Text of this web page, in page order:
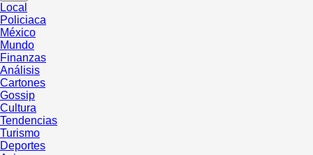
Local
Policiaca
México
Mundo
Finanzas
Análisis
Cartones
Gossip
Cultura
Tendencias
Turismo
Deportes